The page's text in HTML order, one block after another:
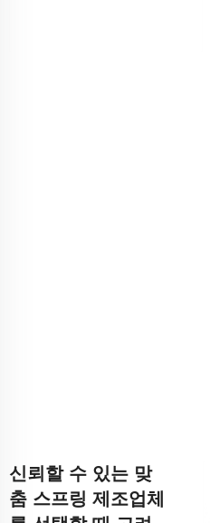
신뢰할 수 있는 맞
춤 스프링 제조업체